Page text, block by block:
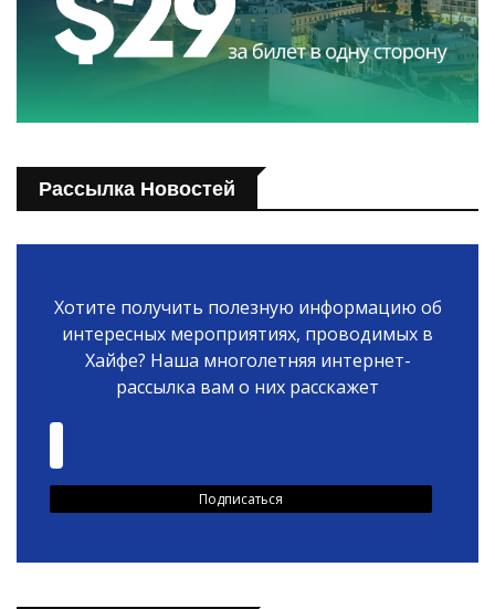
Рассылка Новостей
Хотите получить полезную информацию об
интересных мероприятиях, проводимых в
Хайфе? Наша многолетняя интернет-
рассылка вам о них расскажет